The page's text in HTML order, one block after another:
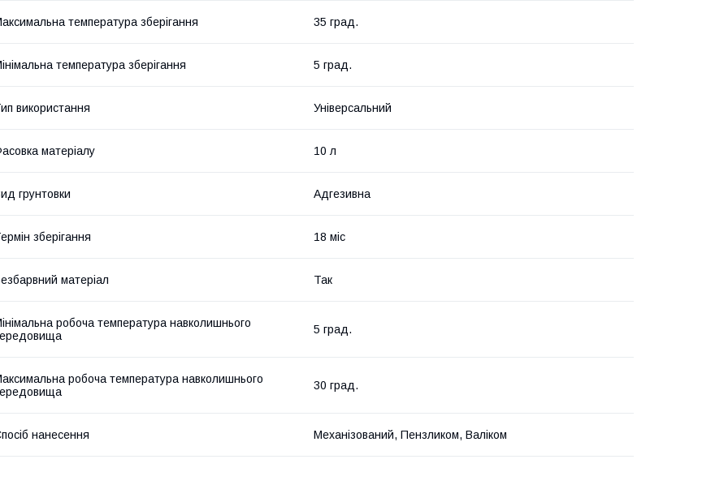
температура зберігання 35 град.
температура зберігання 5 град.
використання Універсальний
матеріалу 10 л
грунтовки Адгезивна
зберігання 18 міс
матеріал Так
робоча температура навколишнього
5 град.
робоча температура навколишнього
30 град.
нанесення Механізований, Пензликом, Валіком